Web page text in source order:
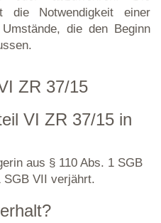
die Notwendigkeit einer
die den Beginn
ZR 37/15
VI ZR 37/15 in
aus § 110 Abs. 1 SGB
SGB VII verjährt.